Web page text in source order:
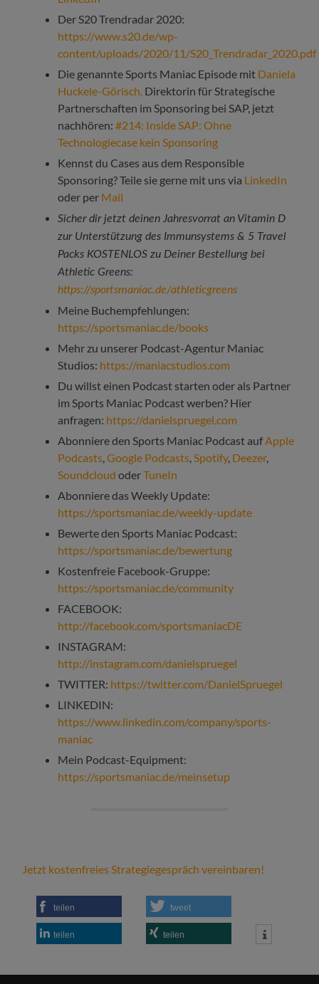
Der S20 Trendradar 2020:
https://www.s20.de/wp-
content/uploads/2020/11/S20_Trendradar_2020.pdf
Die genannte Sports Maniac Episode mit Daniela
Huckele-Görisch, Direktorin für Strategische
Partnerschaften im Sponsoring bei SAP, jetzt
nachhören:#214: Inside SAP: Ohne
Technologiecase kein Sponsoring
Kennst du Cases aus dem Responsible
Sponsoring? Teile sie gerne mit uns via LinkedIn
oder per Mail
Sicher dir jetzt deinen Jahresvorrat an Vitamin D
zur Unterstützung des Immunsystems & 5 Travel
Packs KOSTENLOS zu Deiner Bestellung bei
Athletic Greens:
https://sportsmaniac.de/athleticgreens
Meine Buchempfehlungen:
https://sportsmaniac.de/books
Mehr zu unserer Podcast-Agentur Maniac
Studios: https://maniacstudios.com
Du willst einen Podcast starten oder als Partner
im Sports Maniac Podcast werben? Hier
anfragen: https://danielspruegel.com
Abonniere den Sports Maniac Podcast aufApple
Podcasts,Google Podcasts,Spotify, Deezer,
Soundcloud oderTuneIn
Abonniere das Weekly Update:
https://sportsmaniac.de/weekly-update
Bewerte den Sports Maniac Podcast:
https://sportsmaniac.de/bewertung
Kostenfreie Facebook-Gruppe:
https://sportsmaniac.de/community
FACEBOOK:
http://facebook.com/sportsmaniacDE
INSTAGRAM:
http://instagram.com/danielspruegel
TWITTER: https://twitter.com/DanielSpruegel
LINKEDIN:
https://www.linkedin.com/company/sports-
maniac
Mein Podcast-Equipment:
https://sportsmaniac.de/meinsetup
Jetzt kostenfreies Strategiegespräch vereinbaren!
teilen tweet
teilen teilen